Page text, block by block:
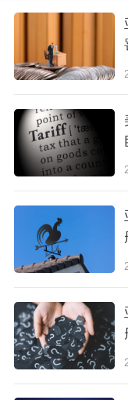
韩国营业执照注
申请方所需提供
号码、银行账户
下店速度：30-
韩国营业执照代
1.韩国营业执照
¥12000人民币左
*不同服务商收费
详情请咨询您的